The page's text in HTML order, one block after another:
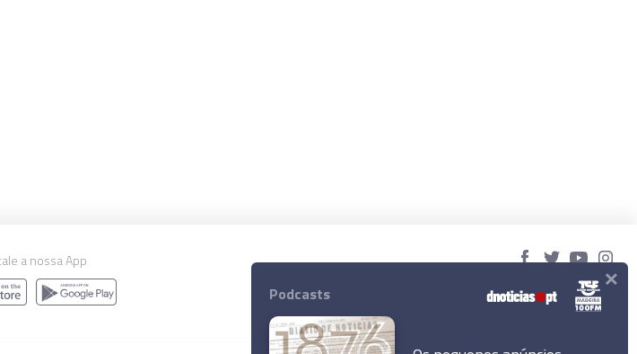
a nossa App
© 2023 Empresa Diário de Notícias, Lda.
Todos os direitos reservados.
Podcasts ×